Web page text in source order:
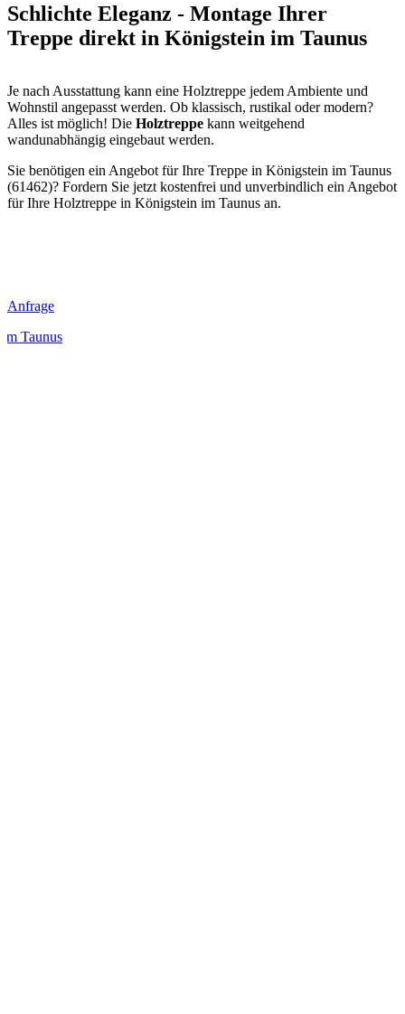
Schlichte Eleganz - Montage Ihrer
Treppe direkt in Königstein im Taunus
Je nach Ausstattung kann eine Holztreppe jedem Ambiente und
Wohnstil angepasst werden. Ob klassisch, rustikal oder modern?
Alles ist möglich! Die Holztreppe kann weitgehend
wandunabhängig eingebaut werden.
Sie benötigen ein Angebot für Ihre Treppe in Königstein im Taunus
(61462)? Fordern Sie jetzt kostenfrei und unverbindlich ein Angebot
für Ihre Holztreppe in Königstein im Taunus an.
Anfrage